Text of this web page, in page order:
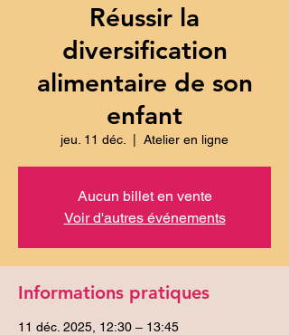
Réussir la
diversification
alimentaire de son
enfant
jeu. 11 déc. Atelier en ligne
Aucun billet en vente
Voir d'autres événements
Informations pratiques
11 déc. 2025, 12:30 – 13:45